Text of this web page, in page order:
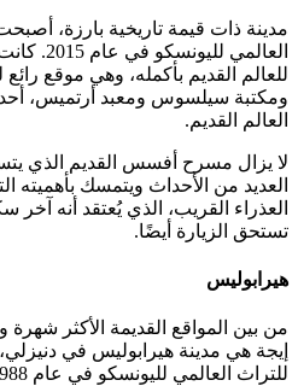
مدينة ذات قيمة تاريخية بارزة،
العالمي
للعالم القديم بأكمله، وهي موقع
ومكتبة سيلسوس ومعبد أرتميس، أحد
العالم القديم.
العديد من الأحداث ويتمسك بأهميته
العذراء القريب، الذي يُعتقد أنه
تستحق الزيارة أيضًا.
هيرابوليس
من بين المواقع القديمة الأكثر
إيجة هي مدينة هيرابوليس في
للتراث العالمي لليونسكو في عام 1988.